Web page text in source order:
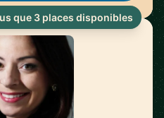
que 3 places disponibles